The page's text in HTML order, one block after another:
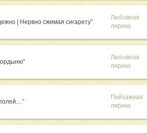
| Нервно сжимая сигарету"
Любовная
лирика
Любовная
лирика
Пейзажная
лирика